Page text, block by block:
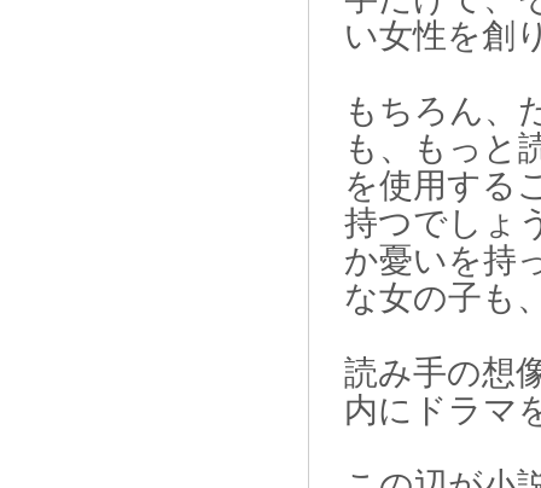
い女性を創
もちろん、
も、もっと
を使用する
持つでしょ
か憂いを持
な女の子も
読み手の想
内にドラマ